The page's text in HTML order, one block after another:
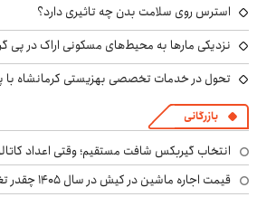
استرس روی سلامت بدن چه تاثیری دارد؟
نزدیکی مارها به محیط‌های مسکونی اراک در پی
تحول در خدمات تخصصی بهزیستی کرمانشاه با پوشش ۱۹۲
بازرگانی
انتخاب گیربکس شافت مستقیم؛ وقتی اعداد
قیمت اجاره ماشین در کیش در سال ۱۴۰۵ چقدر تغییر کرده است؟